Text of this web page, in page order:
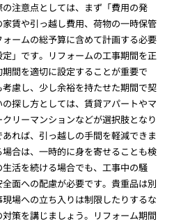
注意点としては、まず「費用の発
賃や引っ越し費用、荷物の一時保管
ームの総予算に含めて計画する必要
」です。リフォームの工事期間を正
間を適切に設定することが重要で
慮し、少し余裕を持たせた期間で契
探し方としては、賃貸アパートやマ
リーマンションなどが選択肢となり
れば、引っ越しの手間を軽減できま
合は、一時的に身を寄せることも検
活を続ける場合でも、工事中の騒
面への配慮が必要です。貴重品は別
場への立ち入りは制限したりするな
策を講じましょう。リフォーム期間